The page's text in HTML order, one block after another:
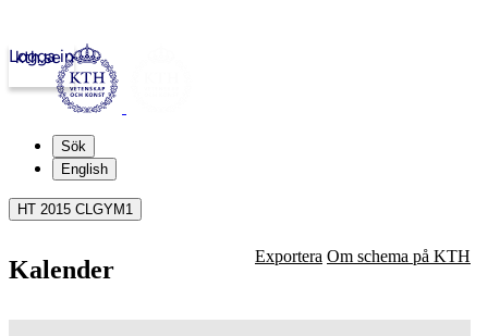
kth.se
Logga in
Sök
English
HT 2015 CLGYM1
Kalender Exportera Om schema på KTH